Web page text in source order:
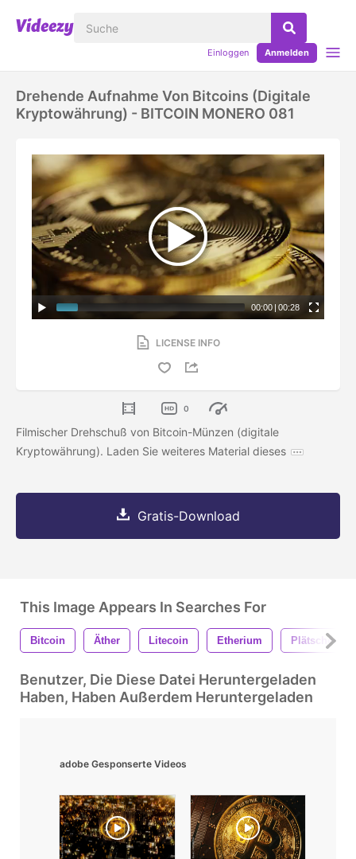
Einloggen Anmelden
Drehende Aufnahme Von Bitcoins (digitale
Kryptowährung) - BITCOIN MONERO 081
00:00 | 00:28
LICENSE INFO
0
Filmischer Drehschuß von Bitcoin-Münzen (digitale
Kryptowährung). Laden Sie weiteres Material dieses
Gratis-Download
This Image Appears In Searches For
Bitcoin Äther Litecoin Etherium Plätschern
Benutzer, Die Diese Datei Heruntergeladen
Haben, Haben Außerdem Heruntergeladen
adobe Gesponserte Videos